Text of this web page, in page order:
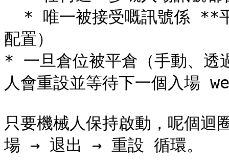
配置）
* 一旦倉位被平倉（手動、
人會重設並等待下一個入場
只要機械人保持啟動，呢個迴
場 → 退出 → 重設 循環。